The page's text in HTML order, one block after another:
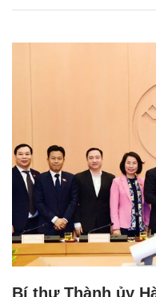
Bí thư Thành ủy